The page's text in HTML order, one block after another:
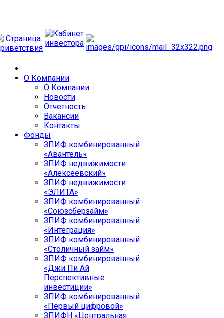
О Компании
О Компании
Новости
Отчетность
Вакансии
Контакты
Фонды
ЗПИФ комбинированный
«Авантель»
ЗПИФ недвижимости
«Алексеевский»
ЗПИФ недвижимости
«ЭЛИТА»
ЗПИФ комбинированный
«Союзсберзайм»
ЗПИФ комбинированный
«Интеграция»
ЗПИФ комбинированный
«Столичный займ»
ЗПИФ комбинированный
«Джи Пи Ай
Перспективные
инвестиции»
ЗПИФ комбинированный
«Первый цифровой»
ЗПИФН «Центральная